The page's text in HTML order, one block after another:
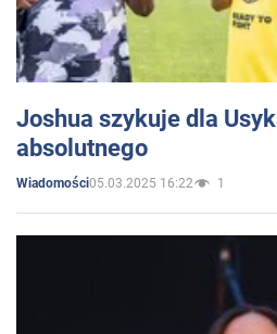
Joshua szykuje dla
absolutnego
Wiadomości05.03.2025 16:22 1